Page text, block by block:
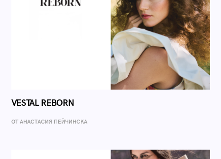
VESTAL REBORN
ОТ AНАСТАСИЯ ПЕЙЧИНСКА